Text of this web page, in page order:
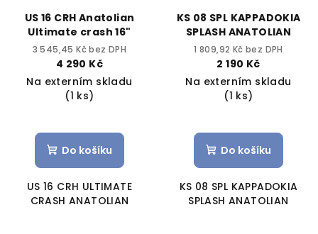
US 16 CRH Anatolian
Ultimate crash 16"
3 545,45 Kč bez DPH
4 290 Kč
Na externím skladu
(1 ks)
Do košíku
US 16 CRH ULTIMATE
CRASH ANATOLIAN
KS 08 SPL KAPPADOKIA
SPLASH ANATOLIAN
1 809,92 Kč bez DPH
2 190 Kč
Na externím skladu
(1 ks)
Do košíku
KS 08 SPL KAPPADOKIA
SPLASH ANATOLIAN